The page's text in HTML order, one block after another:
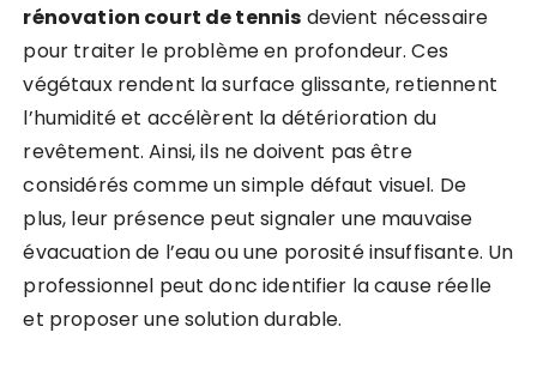
rénovation court de tennis devient nécessaire
pour traiter le problème en profondeur. Ces
végétaux rendent la surface glissante, retiennent
l’humidité et accélèrent la détérioration du
revêtement. Ainsi, ils ne doivent pas être
considérés comme un simple défaut visuel. De
plus, leur présence peut signaler une mauvaise
évacuation de l’eau ou une porosité insuffisante. Un
professionnel peut donc identifier la cause réelle
et proposer une solution durable.